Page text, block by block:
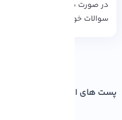
در صورت بروز هرگونه ایراد در
سوالات خود را از طریق فرم زیر
پست های اخیر